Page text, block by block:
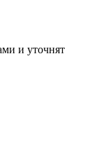
и уточнят